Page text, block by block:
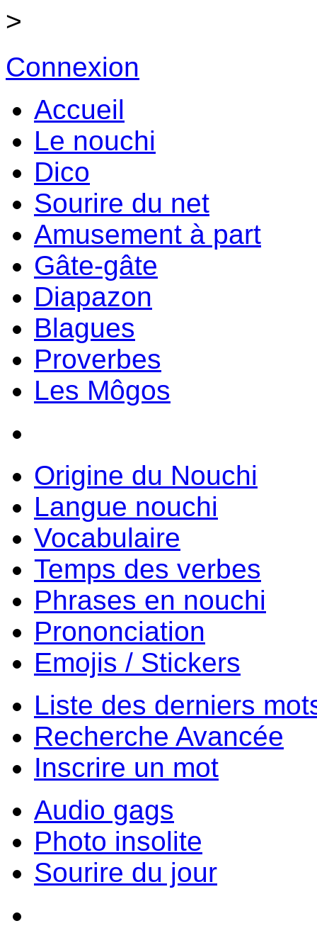
>
Connexion
Accueil
Le nouchi
Dico
Sourire du net
Amusement à part
Gâte-gâte
Diapazon
Blagues
Proverbes
Les Môgos
Origine du Nouchi
Langue nouchi
Vocabulaire
Temps des verbes
Phrases en nouchi
Prononciation
Emojis / Stickers
Liste des derniers
Recherche Avancée
Inscrire un mot
Audio gags
Photo insolite
Sourire du jour